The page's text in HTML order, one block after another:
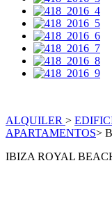
ALQUILER >
APARTAMENTOS>
IBIZA ROYAL